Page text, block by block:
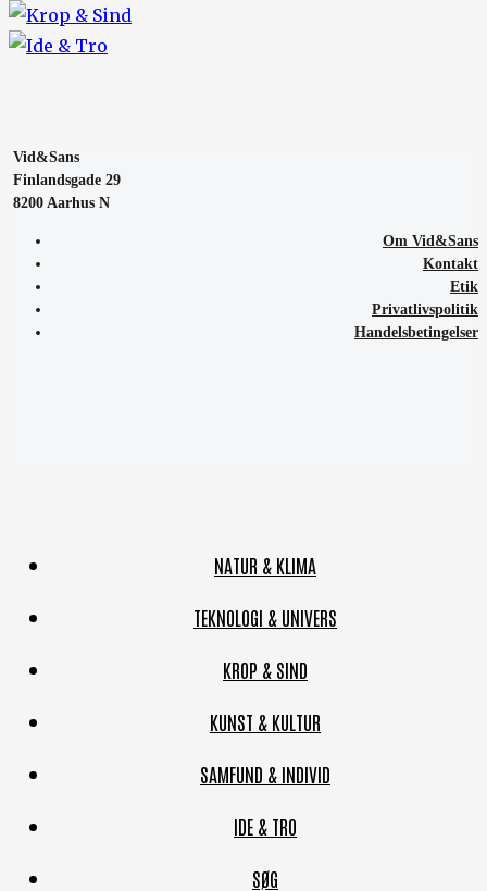
Vid&Sans
Finlandsgade 29
8200 Aarhus N
Om Vid&Sans
Kontakt
Etik
Privatlivspolitik
Handelsbetingelser
NATUR & KLIMA
TEKNOLOGI & UNIVERS
KROP & SIND
KUNST & KULTUR
SAMFUND & INDIVID
IDE & TRO
SØG